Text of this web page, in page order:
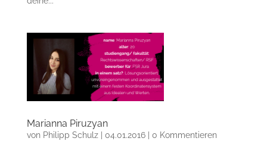
Marianna Piruzyan
von Philipp Schulz| 04.01.2016| 0 Kommentieren